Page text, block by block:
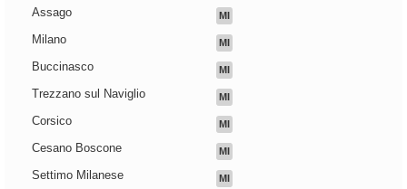
Assago MI
Milano MI
Buccinasco MI
Trezzano sul Naviglio MI
Corsico MI
Cesano Boscone MI
Settimo Milanese MI